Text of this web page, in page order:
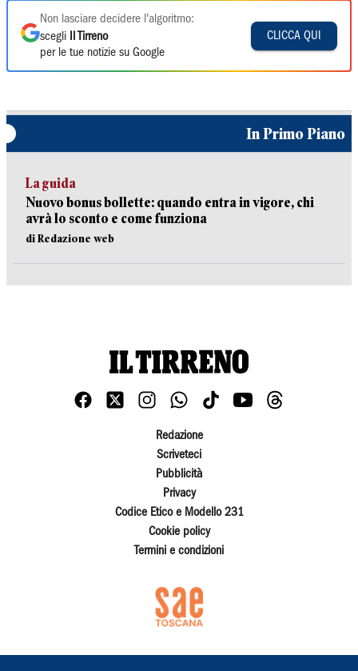
Non lasciare decidere l'algoritmo:
scegli
Il Tirreno
per le tue notizie su Google
CLICCA QUI
In Primo Piano
La guida
Nuovo bonus bollette: quando entra in vigore, chi
avrà lo sconto e come funziona
di Redazione web
Redazione
Scriveteci
Pubblicità
Privacy
Codice Etico e Modello 231
Cookie policy
Termini e condizioni